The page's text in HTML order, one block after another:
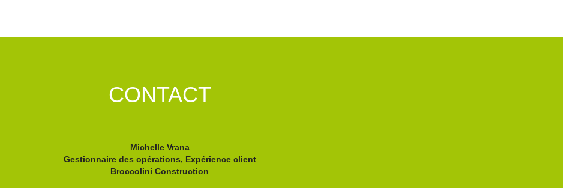
CONTACT
Michelle Vrana
Gestionnaire des opérations, Expérience client
Broccolini Construction